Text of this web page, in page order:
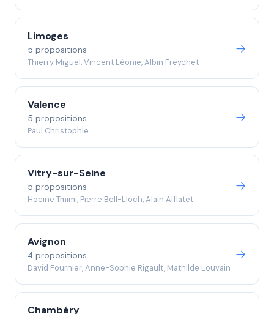
Limoges
5 propositions
Thierry Miguel, Vincent Léonie, Albin Freychet
Valence
5 propositions
Paul Christophle
Vitry-sur-Seine
5 propositions
Hocine Tmimi, Pierre Bell-Lloch, Alain Afflatet
Avignon
4 propositions
David Fournier, Anne-Sophie Rigault, Mathilde Louvain
Chambéry